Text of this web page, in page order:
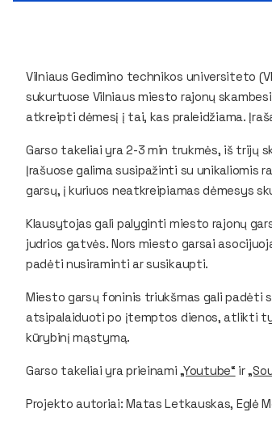
Vilniaus Gedimino technikos universiteto
sukurtuose Vilniaus miesto rajonų
atkreipti dėmesį į tai, kas praleidžiama.
Garso takeliai yra 2-3 min trukmės, iš trijų
Įrašuose galima susipažinti su unikaliomis
garsų, į kuriuos neatkreipiamas dėmesys
Klausytojas gali palyginti miesto rajonų
judrios gatvės. Nors miesto garsai
padėti nusiraminti ar susikaupti.
Miesto garsų foninis triukšmas gali padėti
atsipalaiduoti po įtemptos dienos, atlikti
kūrybinį mąstymą.
Garso takeliai yra prieinami„Youtube“ ir
Projekto autoriai: Matas Letkauskas, Eglė